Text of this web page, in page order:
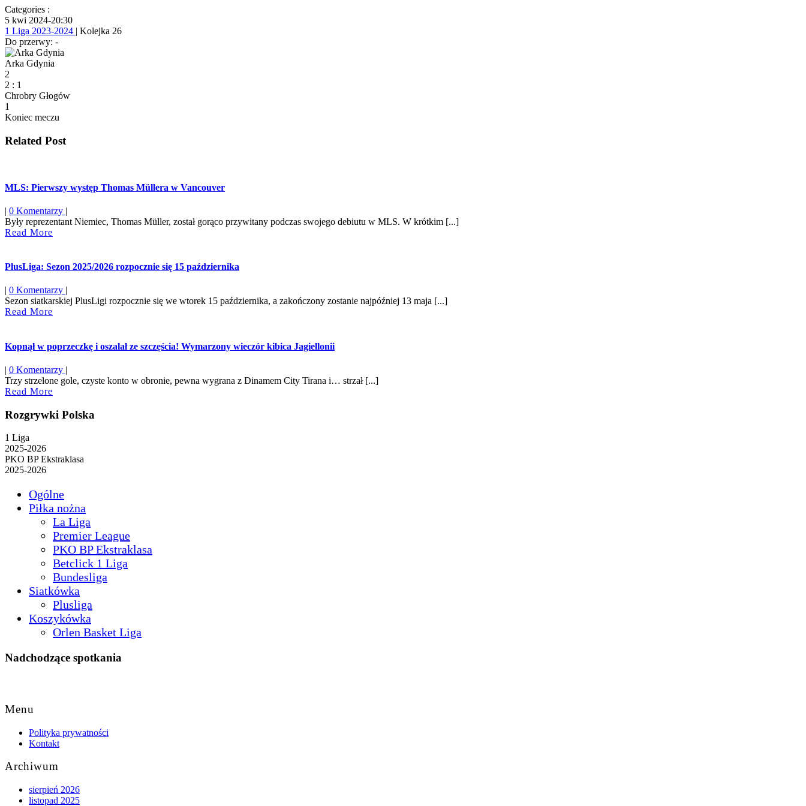
Categories :
5 kwi 2024-20:30
1 Liga 2023-2024 | Kolejka 26
Do przerwy: -
Arka Gdynia
2
2 : 1
Chrobry Głogów
1
Koniec meczu
Related Post
MLS: Pierwszy występ Thomas Müllera w Vancouver
| 0 Komentarzy |
Były reprezentant Niemiec, Thomas Müller, został gorąco przywitany podczas swojego debiutu w MLS. W krótkim [...]
Read More
PlusLiga: Sezon 2025/2026 rozpocznie się 15 października
| 0 Komentarzy |
Sezon siatkarskiej PlusLigi rozpocznie się we wtorek 15 października, a zakończony zostanie najpóźniej 13 maja [...]
Read More
Kopnął w poprzeczkę i oszalał ze szczęścia! Wymarzony wieczór kibica Jagiellonii
| 0 Komentarzy |
Trzy strzelone gole, czyste konto w obronie, pewna wygrana z Dinamem City Tirana i… strzał [...]
Read More
Rozgrywki Polska
1 Liga
2025-2026
PKO BP Ekstraklasa
2025-2026
Ogólne
Piłka nożna
La Liga
Premier League
PKO BP Ekstraklasa
Betclick 1 Liga
Bundesliga
Siatkówka
Plusliga
Koszykówka
Orlen Basket Liga
Nadchodzące spotkania
Top
Menu
Polityka prywatności
Kontakt
Archiwum
sierpień 2026
listopad 2025